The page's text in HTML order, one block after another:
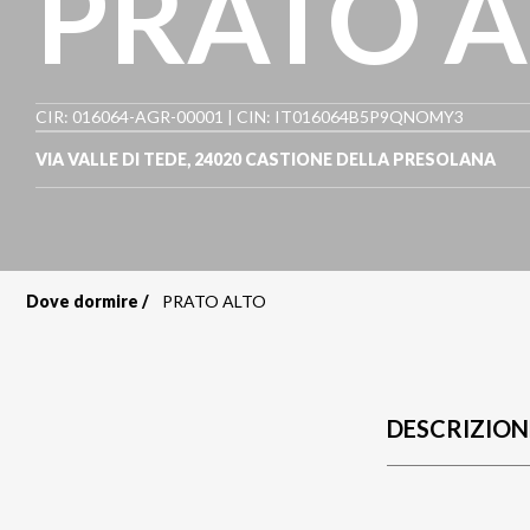
CIR: 016064-AGR-00001 | CIN: IT016064B5P9QNOMY3
VIA VALLE DI TEDE, 24020 CASTIONE DELLA PRESOLANA
Dove dormire PRATO ALTO